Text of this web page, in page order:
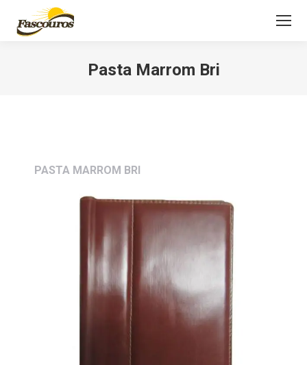
Pasta Marrom Bri
PASTA MARROM BRI